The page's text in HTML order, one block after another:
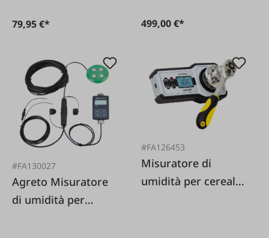
79,95 €* 499,00 €*
#FA130027
Agreto Misuratore
di umidità per
#FA126453
Misuratore di
umidità per cereali